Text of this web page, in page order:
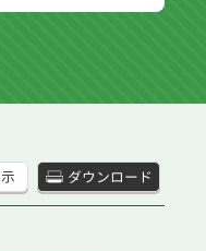
ダウンロード